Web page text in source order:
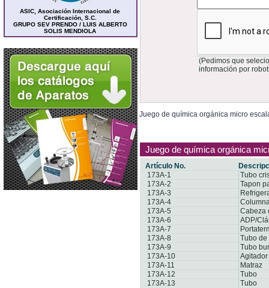
ASIC, Asociación Internacional de
Certificación, S.C.
GRUPO SEV PRENDO / LUIS ALBERTO
SOLIS MENDIOLA
(Pedimos que
información por
Juego de química orgánica micro
Juego de química orgánica
Artículo No.
173A-1
Tubo
173A-2
Tapon
173A-3
173A-4
173A-5
Cabeza
173A-6
ADP/
173A-7
173A-8
Tubo
173A-9
Tubo
173A-10
Agitador
173A-11
Matraz
173A-12
Tubo
173A-13
Tubo